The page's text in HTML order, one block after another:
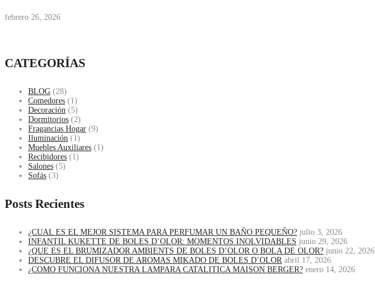
febrero 26, 2026
CATEGORÍAS
BLOG (28)
Comedores (1)
Decoración (5)
Dormitorios (2)
Fragancias Hogar (9)
Iluminación (1)
Muebles Auxiliares (1)
Recibidores (1)
Salones (5)
Sofás (3)
Posts Recientes
¿CUAL ES EL MEJOR SISTEMA PARA PERFUMAR UN BAÑO PEQUEÑO? julio 3, 2026
INFANTIL KUKETTE DE BOLES D’OLOR: MOMENTOS INOLVIDABLES junio 29, 2026
¿QUE ES EL BRUMIZADOR AMBIENTS DE BOLES D’OLOR O BOLA DE OLOR? junio 22, 2026
DESCUBRE EL DIFUSOR DE AROMAS MIKADO DE BOLES D’OLOR abril 17, 2026
¿COMO FUNCIONA NUESTRA LAMPARA CATALITICA MAISON BERGER? enero 14, 2026